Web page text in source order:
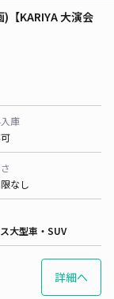
【KARIYA 大演会
庫
なし
大型車・SUV
詳細へ